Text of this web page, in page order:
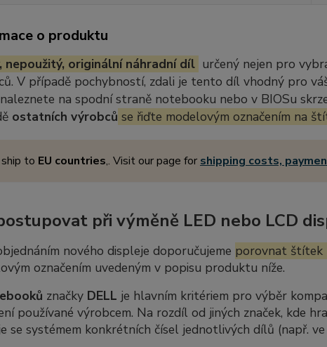
o produktu
nepoužitý, originální náhradní díl určený nejen pro
V případě pochybností, zdali je tento díl vhodný pro
na spodní straně notebooku nebo v BIOSu
ostatních výrobců se řiďte modelovým označením na
to EU countries,. Visit our page for shipping costs,
při výměně LED nebo LCD
nového displeje doporučujeme porovnat štítek
označením uvedeným v popisu produktu níže.
značky DELL je hlavním kritériem pro výběr
používané výrobcem. Na rozdíl od jiných značek, kde
se systémem konkrétních čísel jednotlivých dílů (např.